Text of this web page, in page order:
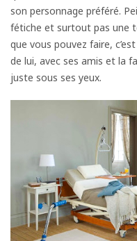
son personnage préféré.
fétiche et surtout pas une
que vous pouvez faire,
de lui, avec ses amis et la
juste sous ses yeux.